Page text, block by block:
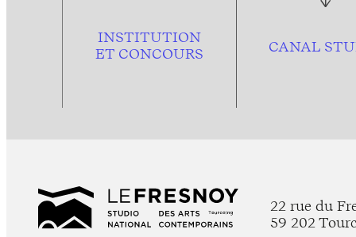
INSTITUTION
ET CONCOURS
CANAL
22 rue du
59 202